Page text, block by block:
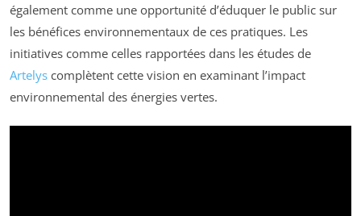
également comme une opportunité d’éduquer le public sur
les bénéfices environnementaux de ces pratiques. Les
initiatives comme celles rapportées dans les études de
Artelys complètent cette vision en examinant l’impact
environnemental des énergies vertes.